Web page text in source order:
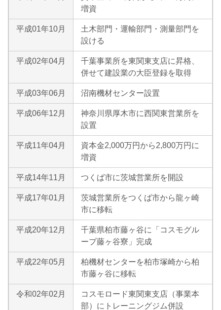
増資
平成01年10月
土木部門・運輸部門・測量部門を
設ける
平成02年04月
千葉事業所を東関東支店に昇格、
併せて建設業の大臣登録を取得
平成03年06月 沼南機材センター設置
平成06年12月
神奈川県厚木市に西関東営業所を
設置
平成11年04月
資本金2,000万円から2,800万円に
増資
平成14年11月 つくば市に茨城営業所を開設
平成17年01月
茨城営業所をつくば市から龍ヶ崎
市に移転
平成20年12月
千葉県柏市藤ヶ谷に「コスモグル
ープ藤ヶ谷寮」完成
平成22年05月
柏機材センターを柏市塚崎から柏
市藤ヶ谷に移転
令和02年02月
コスモロード東関東支店（事業本
部）にトレーニングジム併設